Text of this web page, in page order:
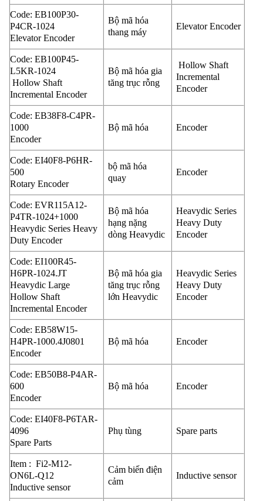
Code: EB100P30-
P4CR-1024
Elevator Encoder
Bộ mã hóa
thang máy
Elevator Encoder
Code: EB100P45-
L5KR-1024
Hollow Shaft
Incremental Encoder
Bộ mã hóa gia
tăng trục rỗng
Hollow Shaft
Incremental
Encoder
Code: EB38F8-C4PR-
1000
Encoder
Bộ mã hóa Encoder
Code: EI40F8-P6HR-
500
Rotary Encoder
bộ mã hóa
quay
Encoder
Code: EVR115A12-
P4TR-1024+1000
Heavydic Series Heavy
Duty Encoder
Bộ mã hóa
hạng nặng
dòng Heavydic
Heavydic Series
Heavy Duty
Encoder
Code: EI100R45-
H6PR-1024.JT
Heavydic Large
Hollow Shaft
Incremental Encoder
Bộ mã hóa gia
tăng trục rỗng
lớn Heavydic
Heavydic Series
Heavy Duty
Encoder
Code: EB58W15-
H4PR-1000.4J0801
Encoder
Bộ mã hóa Encoder
Code: EB50B8-P4AR-
600
Encoder
Bộ mã hóa Encoder
Code: EI40F8-P6TAR-
4096
Spare Parts
Phụ tùng Spare parts
Item : Fi2-M12-
ON6L-Q12
Inductive sensor
Cảm biến điện
cảm
Inductive sensor